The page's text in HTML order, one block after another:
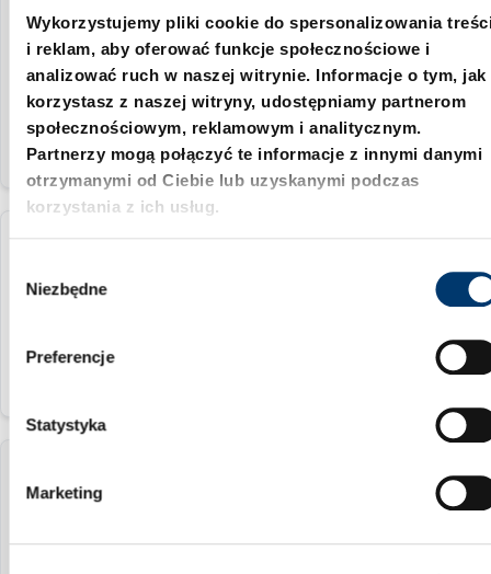
Wykorzystujemy pliki cookie do spersonalizowania
i reklam, aby oferować funkcje społecznościowe i
analizować ruch w naszej witrynie. Informacje o tym, jak
korzystasz z naszej witryny, udostępniamy partnerom
społecznościowym, reklamowym i analitycznym.
Partnerzy mogą połączyć te informacje z innymi danymi
otrzymanymi od Ciebie lub uzyskanymi podczas
korzystania z ich usług.
Niezbędne
Preferencje
Statystyka
Marketing
2299.122.1400.0900
1400